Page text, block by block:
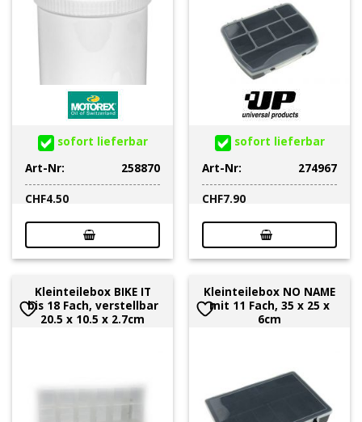
sofort lieferbar
Art-Nr:
258870
CHF4.50
sofort lieferbar
Art-Nr:
274967
CHF7.90
Kleinteilebox BIKE IT
bis 18 Fach, verstellbar
20.5 x 10.5 x 2.7cm
Kleinteilebox NO NAME
mit 11 Fach, 35 x 25 x
6cm